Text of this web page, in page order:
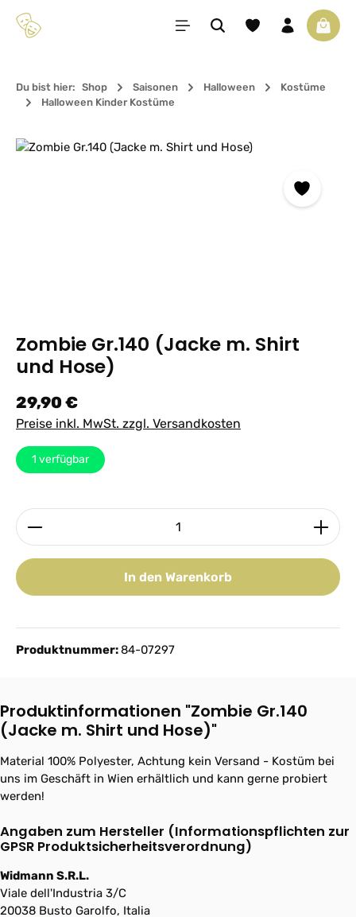
Zum Hauptinhalt springen Du hast 0 Produkte
Du bist hier: Shop Saisonen Halloween
Kostüme
Halloween Kinder Kostüme
Bildergalerie überspringen
Zombie Gr.140 (Jacke m. Shirt
und Hose)
Regulärer Preis:
29,90 €
Preise inkl. MwSt. zzgl. Versandkosten
1 verfügbar
Produkt Anzahl: Gib den gewünschten Wert ein
In den Warenkorb
Produktnummer:84-07297
Produktinformationen "Zombie Gr.140
(Jacke m. Shirt und Hose)"
Material 100% Polyester, Achtung kein Versand - Kostüm bei
uns im Geschäft in Wien erhältlich und kann gerne probiert
werden!
Angaben zum Hersteller (Informationspflichten zur
GPSR Produktsicherheitsverordnung)
Widmann S.R.L.
Viale dell'Industria 3/C
20038 Busto Garolfo, Italia